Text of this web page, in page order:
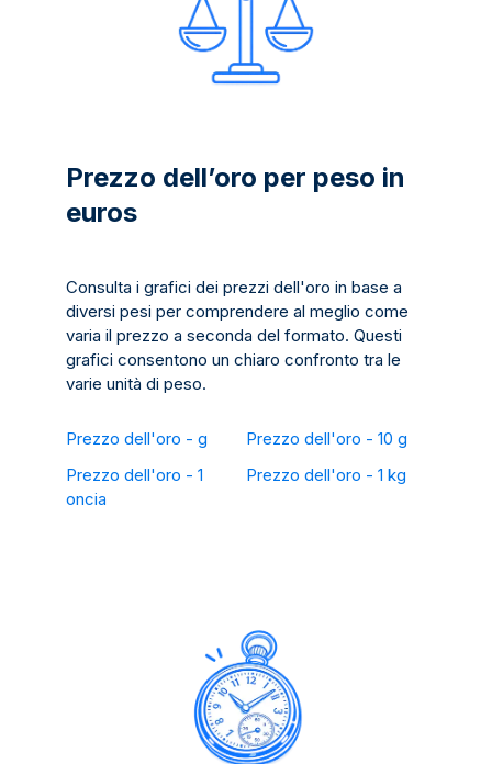
Prezzo dell’oro per peso in
euros
Consulta i grafici dei prezzi dell'oro in base a
diversi pesi per comprendere al meglio come
varia il prezzo a seconda del formato. Questi
grafici consentono un chiaro confronto tra le
varie unità di peso.
Prezzo dell'oro - g
Prezzo dell'oro - 10 g
Prezzo dell'oro - 1
oncia
Prezzo dell'oro - 1 kg